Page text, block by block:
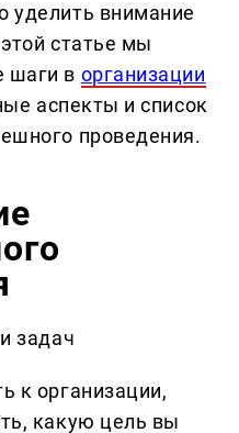
уделить внимание
статье мы
шаги в организации
аспекты и список
проведения.
задач
к организации,
какую цель вы